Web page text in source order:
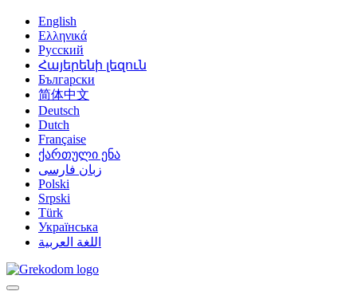
English
Ελληνικά
Русский
Հայերենի լեզուն
Български
简体中文
Deutsch
Dutch
Française
ქართული ენა
زبان فارسی
Polski
Srpski
Türk
Українська
اللغة العربية